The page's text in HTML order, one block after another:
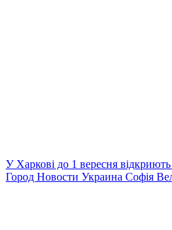
У Харкові до 1 вересня
Город Новости Украина Софія